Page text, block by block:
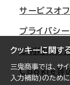
クッキーに関す
三鬼商事では、サ
入力補助)のため
名古屋
札幌
仙台
横浜
サービスオフ
プライバシ
ご利用にあ
Cookie等